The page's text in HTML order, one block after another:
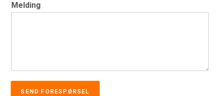
Melding
SEND FORESPØRSEL